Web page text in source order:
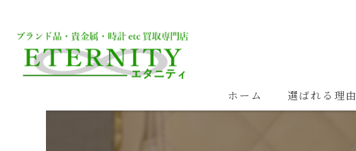
ホーム 選ばれる理由